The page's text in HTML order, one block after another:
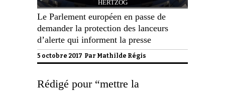
HERTZOG
Le Parlement européen en passe de
demander la protection des lanceurs
d’alerte qui informent la presse
5 octobre 2017 Par Mathilde Régis
Rédigé pour “mettre la